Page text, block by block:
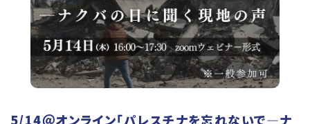
5/14＠オンライン「パレスチナを忘れないで―ナ